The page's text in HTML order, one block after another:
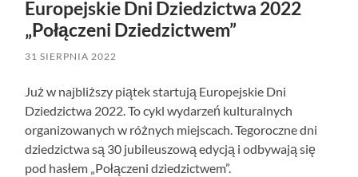
Europejskie Dni Dziedzictwa 2022
„Połączeni Dziedzictwem”
31 SIERPNIA 2022
Już w najbliższy piątek startują Europejskie Dni
Dziedzictwa 2022. To cykl wydarzeń kulturalnych
organizowanych w różnych miejscach. Tegoroczne dni
dziedzictwa są 30 jubileuszową edycją i odbywają się
pod hasłem „Połączeni dziedzictwem”.